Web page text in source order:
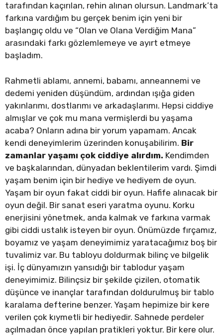
tarafından kaçırılan, rehin alınan olursun. Landmark’ta
farkına vardığım bu gerçek benim için yeni bir
başlangıç oldu ve “Olan ve Olana Verdiğim Mana”
arasındaki farkı gözlemlemeye ve ayırt etmeye
başladım.
Rahmetli ablamı, annemi, babamı, anneannemi ve
dedemi yeniden düşündüm, ardından ışığa giden
yakınlarımı, dostlarımı ve arkadaşlarımı. Hepsi ciddiye
almışlar ve çok mu mana vermişlerdi bu yaşama
acaba? Onların adına bir yorum yapamam. Ancak
kendi deneyimlerim üzerinden konuşabilirim. Bir
zamanlar yaşamı çok ciddiye alırdım. Kendimden
ve başkalarından, dünyadan beklentilerim vardı. Şimdi
yaşam benim için bir hediye ve hediyem de oyun.
Yaşam bir oyun fakat ciddi bir oyun. Hafife alınacak bir
oyun değil. Bir sanat eseri yaratma oyunu. Korku
enerjisini yönetmek, anda kalmak ve farkına varmak
gibi ciddi ustalık isteyen bir oyun. Önümüzde fırçamız,
boyamız ve yaşam deneyimimiz yaratacağımız boş bir
tuvalimiz var. Bu tabloyu doldurmak bilinç ve bilgelik
işi. İç dünyamızın yansıdığı bir tablodur yaşam
deneyimimiz. Bilinçsiz bir şekilde çizilen, otomatik
düşünce ve inançlar tarafından doldurulmuş bir tablo
karalama defterine benzer. Yaşam hepimize bir kere
verilen çok kıymetli bir hediyedir. Sahnede perdeler
açılmadan önce yapılan pratikleri yoktur. Bir kere olur.